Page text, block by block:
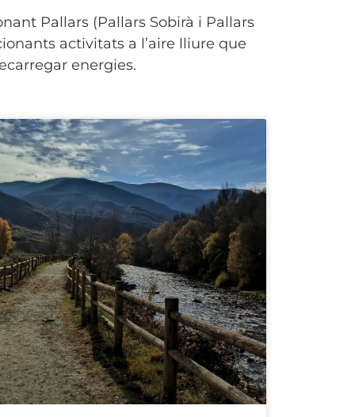
Pallars (Pallars Sobirà i Pallars
activitats a l’aire lliure que
energies.